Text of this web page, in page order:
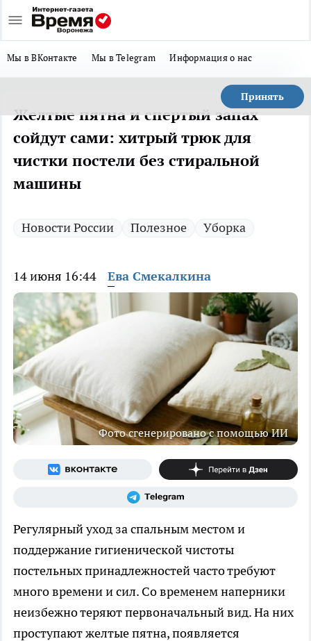
Мы в ВКонтакте Мы в Telegram Информация о нас
Принять
Желтые пятна и спертый запах
сойдут сами: хитрый трюк для
чистки постели без стиральной
машины
Новости России Полезное Уборка
14 июня 16:44 Ева Смекалкина
Фото сгенерировано с помощью ИИ
Регулярный уход за спальным местом и
поддержание гигиенической чистоты
постельных принадлежностей часто требуют
много времени и сил. Со временем наперники
неизбежно теряют первоначальный вид. На них
проступают желтые пятна, появляется